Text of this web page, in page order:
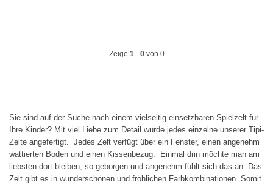
Zeige 1 - 0von 0
Sie sind auf der Suche nach einem vielseitig einsetzbaren Spielzelt für
Ihre Kinder? Mit viel Liebe zum Detail wurde jedes einzelne unserer Tipi-
Zelte angefertigt. Jedes Zelt verfügt über ein Fenster, einen angenehm
wattierten Boden und einen Kissenbezug. Einmal drin möchte man am
liebsten dort bleiben, so geborgen und angenehm fühlt sich das an. Das
Zelt gibt es in wunderschönen und fröhlichen Farbkombinationen. Somit